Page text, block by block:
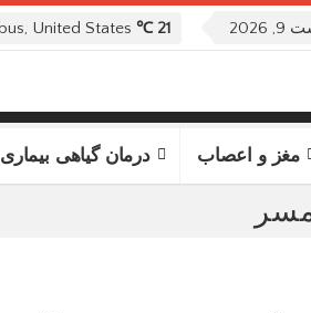
21 ℃
مغز و اعصاب درمان گیاهی بیماری